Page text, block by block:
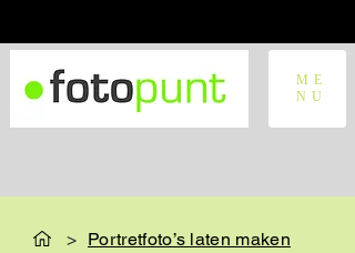
ME
NU
> Portretfoto’s laten maken